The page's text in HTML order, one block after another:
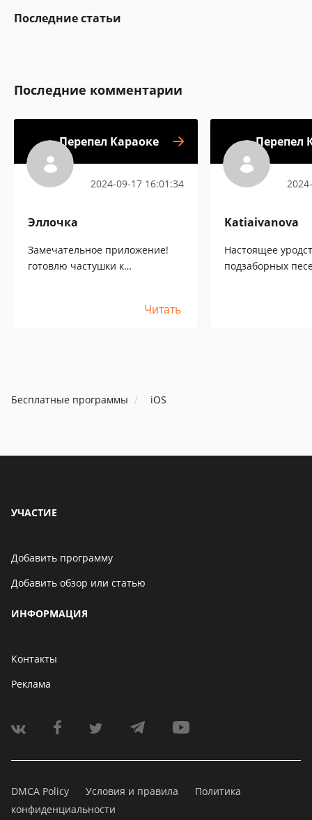
Последние статьи
Последние комментарии
Перепел Караоке
2024-09-17 16:01:34
Эллочка
Замечательное приложение!
готовлю частушки к
Читать
Перепел
Katiaivanova
Настоящее
подзаборных
Бесплатные программы iOS
УЧАСТИЕ
Добавить программу
Добавить обзор или статью
ИНФОРМАЦИЯ
Контакты
Реклама
DMCA Policy Условия и правила
Политика
конфиденциальности